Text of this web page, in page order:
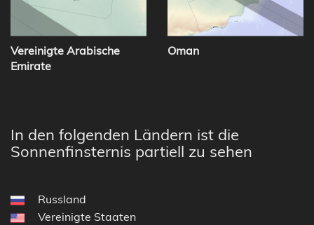
Vereinigte Arabische
Emirate
Oman
In den folgenden Ländern ist die
Sonnenfinsternis partiell zu sehen
Russland
Vereinigte Staaten